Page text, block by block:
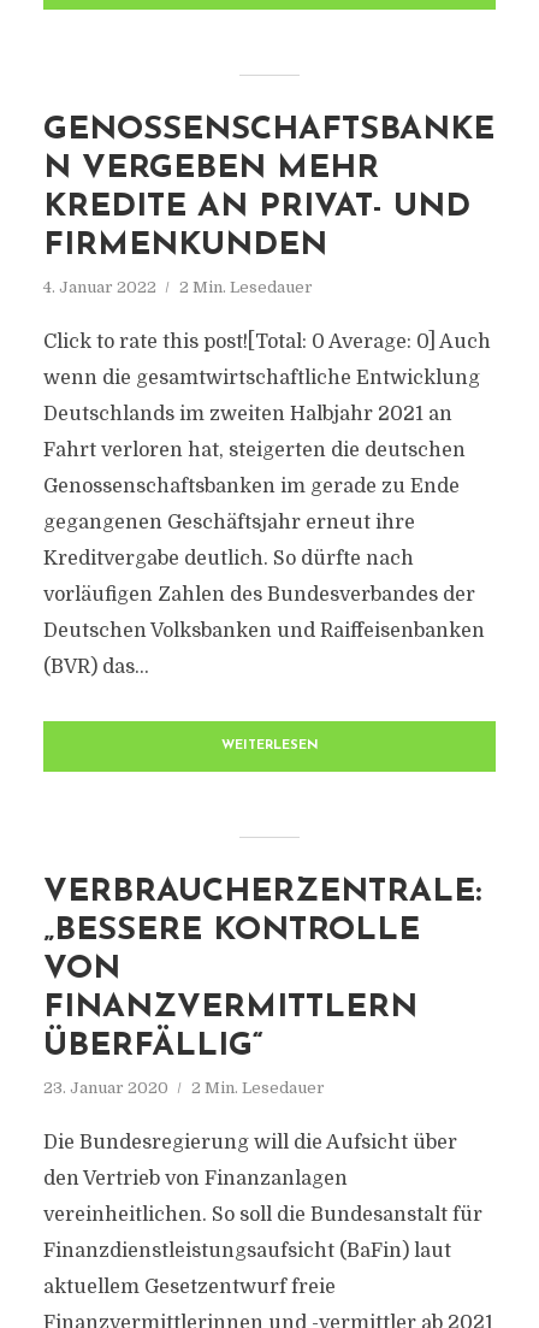
GENOSSENSCHAFTSBANKE
N VERGEBEN MEHR
KREDITE AN PRIVAT- UND
FIRMENKUNDEN
4. Januar 2022 2 Min. Lesedauer
Click to rate this post![Total: 0 Average: 0] Auch
wenn die gesamtwirtschaftliche Entwicklung
Deutschlands im zweiten Halbjahr 2021 an
Fahrt verloren hat, steigerten die deutschen
Genossenschaftsbanken im gerade zu Ende
gegangenen Geschäftsjahr erneut ihre
Kreditvergabe deutlich. So dürfte nach
vorläufigen Zahlen des Bundesverbandes der
Deutschen Volksbanken und Raiffeisenbanken
(BVR) das...
WEITERLESEN
VERBRAUCHERZENTRALE:
„BESSERE KONTROLLE
VON
FINANZVERMITTLERN
ÜBERFÄLLIG“
23. Januar 2020 2 Min. Lesedauer
Die Bundesregierung will die Aufsicht über
den Vertrieb von Finanzanlagen
vereinheitlichen. So soll die Bundesanstalt für
Finanzdienstleistungsaufsicht (BaFin) laut
aktuellem Gesetzentwurf freie
Finanzvermittlerinnen und -vermittler ab 2021